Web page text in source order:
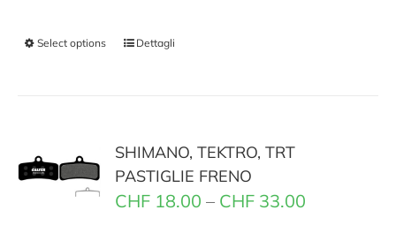
Select options Dettagli
SHIMANO, TEKTRO, TRT
PASTIGLIE FRENO
CHF 18.00 – CHF 33.00